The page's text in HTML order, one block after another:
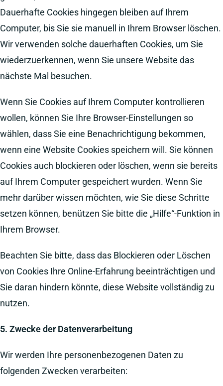
Dauerhafte Cookies hingegen bleiben auf Ihrem
Computer, bis Sie sie manuell in Ihrem Browser löschen.
Wir verwenden solche dauerhaften Cookies, um Sie
wiederzuerkennen, wenn Sie unsere Website das
nächste Mal besuchen.
Wenn Sie Cookies auf Ihrem Computer kontrollieren
wollen, können Sie Ihre Browser-Einstellungen so
wählen, dass Sie eine Benachrichtigung bekommen,
wenn eine Website Cookies speichern will. Sie können
Cookies auch blockieren oder löschen, wenn sie bereits
auf Ihrem Computer gespeichert wurden. Wenn Sie
mehr darüber wissen möchten, wie Sie diese Schritte
setzen können, benützen Sie bitte die „Hilfe“-Funktion in
Ihrem Browser.
Beachten Sie bitte, dass das Blockieren oder Löschen
von Cookies Ihre Online-Erfahrung beeinträchtigen und
Sie daran hindern könnte, diese Website vollständig zu
nutzen.
5. Zwecke der Datenverarbeitung
Wir werden Ihre personenbezogenen Daten zu
folgenden Zwecken verarbeiten: